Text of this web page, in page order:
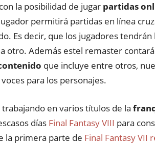
la posibilidad de jugar partidas
permitirá partidas en línea
Es decir, que los jugadores
otro. Además estel remaster
que incluye entre otros,
para los personajes.
en varios títulos de la
días Final Fantasy VIII para
la primera parte de Final Fantasy VII